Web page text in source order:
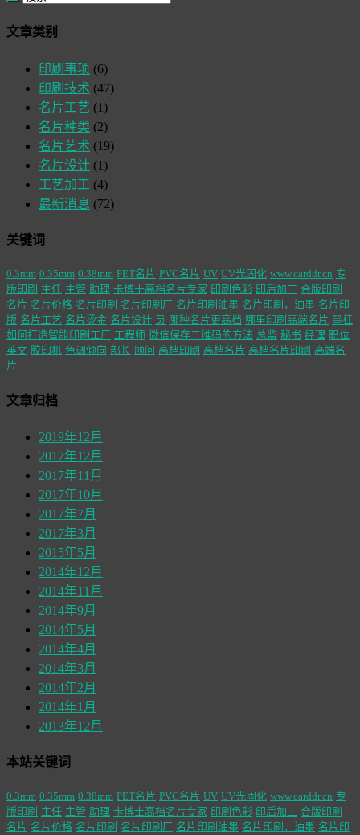
文章类别
印刷事项 (6)
印刷技术 (47)
名片工艺 (1)
名片种类 (2)
名片艺术 (19)
名片设计 (1)
工艺加工 (4)
最新消息 (72)
关键词
0.3mm 0.35mm 0.38mm PET名片 PVC名片 UV UV光固化 www.carddr.cn 专
版印刷 主任 主管 助理 卡博士高档名片专家 印刷色彩 印后加工 合版印刷
名片 名片价格 名片印刷 名片印刷厂 名片印刷油墨 名片印刷，油墨 名片印
版 名片工艺 名片烫金 名片设计 员 哪种名片更高档 哪里印刷高端名片 墨杠
如何打造智能印刷工厂 工程师 微信保存二维码的方法 总监 秘书 经理 职位
英文 胶印机 色调倾向 部长 顾问 高档印刷 高档名片 高档名片印刷 高端名
片
文章归档
2019年12月
2017年12月
2017年11月
2017年10月
2017年7月
2017年3月
2015年5月
2014年12月
2014年11月
2014年9月
2014年5月
2014年4月
2014年3月
2014年2月
2014年1月
2013年12月
本站关键词
0.3mm 0.35mm 0.38mm PET名片 PVC名片 UV UV光固化 www.carddr.cn 专
版印刷 主任 主管 助理 卡博士高档名片专家 印刷色彩 印后加工 合版印刷
名片 名片价格 名片印刷 名片印刷厂 名片印刷油墨 名片印刷，油墨 名片印